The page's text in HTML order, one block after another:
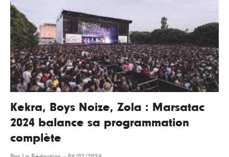
Kekra, Boys Noize, Zola : Marsatac
2024 balance sa programmation
complète